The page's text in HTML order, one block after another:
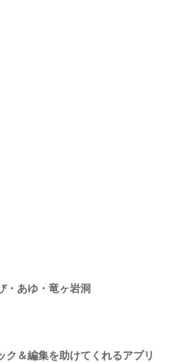
・あゆ・竜ヶ岩洞
ク＆編集を助けてくれるアプリ